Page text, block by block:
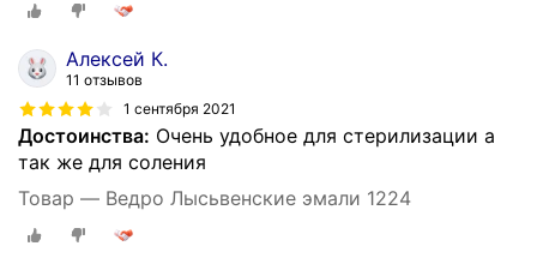
Алексей К.
11 отзывов
1 сентября 2021
Достоинства: Очень удобное для стерилизации а
так же для соления
Товар — Ведро Лысьвенские эмали 1224